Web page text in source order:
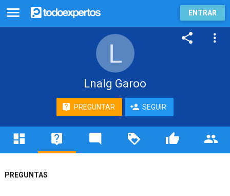
ENTRAR
Lnalg Garoo
PREGUNTAR SEGUIR
PREGUNTAS